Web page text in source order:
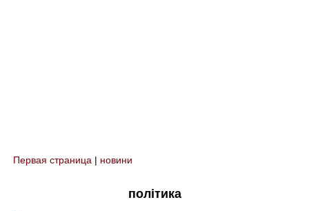
You are here
Первая страница | новини
політика